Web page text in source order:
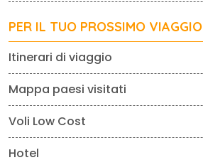
PER IL TUO PROSSIMO VIAGGIO
Itinerari di viaggio
Mappa paesi visitati
Voli Low Cost
Hotel